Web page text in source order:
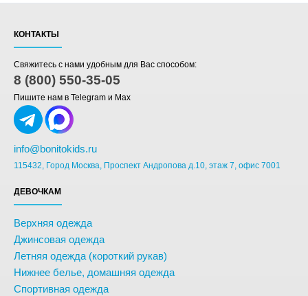
КОНТАКТЫ
Свяжитесь с нами удобным для Вас способом:
8 (800) 550-35-05
Пишите нам в Telegram и Max
info@bonitokids.ru
115432, Город Москва, Проспект Андропова д.10, этаж 7, офис 7001
ДЕВОЧКАМ
Верхняя одежда
Джинсовая одежда
Летняя одежда (короткий рукав)
Нижнее белье, домашняя одежда
Спортивная одежда